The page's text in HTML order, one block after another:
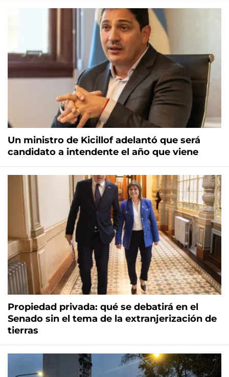
Un ministro de Kicillof adelantó que será
candidato a intendente el año que viene
Propiedad privada: qué se debatirá en el
Senado sin el tema de la extranjerización de
tierras